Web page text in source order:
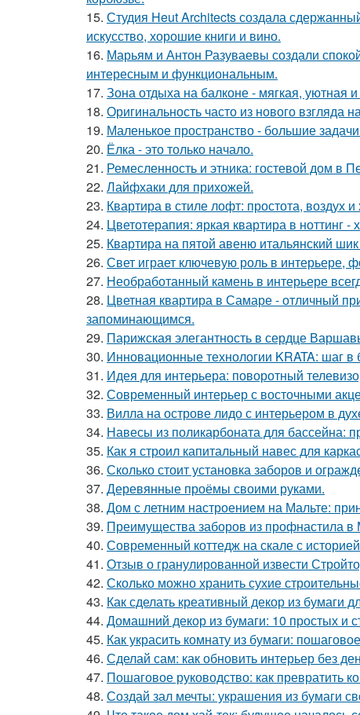
15. Студия Heut Architects создала
искусство, хорошие книги и вино.
16. Марьям и Антон Разуваевы создали
интересным и функциональным.
17. Зона отдыха на балконе - мягкая, уютная
18. Оригинальность часто из нового
19. Маленькое пространство - большие
20. Ёлка - это только начало.
21. Ремесленность и этника: гостевой дом в
22. Лайфхаки для прихожей.
23. Квартира в стиле лофт: простота, воздух и
24. Цветотерапия: яркая квартира в ноттинг -
25. Квартира на пятой авеню итальянский
26. Свет играет ключевую роль в интерьере,
27. Необработанный камень в интерьере
28. Цветная квартира в Самаре - отличный
запоминающимся.
29. Парижская элегантность в сердце
30. Инновационные технологии KRATA: шаг
31. Идея для интерьера: поворотный
32. Современный интерьер с восточными
33. Вилла на острове лидо с интерьером в
34. Навесы из поликарбоната для бассейна:
35. Как я строил капитальный навес для
36. Сколько стоит установка заборов и
37. Деревянные проёмы своими руками.
38. Дом с летним настроением на Мальте:
39. Преимущества заборов из профнастила в
40. Современный коттедж на скале с
41. Отзыв о гранулированной извести
42. Сколько можно хранить сухие
43. Как сделать креативный декор из бумаги
44. Домашний декор из бумаги: 10 простых и
45. Как украсить комнату из бумаги:
46. Сделай сам: как обновить интерьер без
47. Пошаговое руководство: как превратить
48. Создай зал мечты: украшения из бумаги